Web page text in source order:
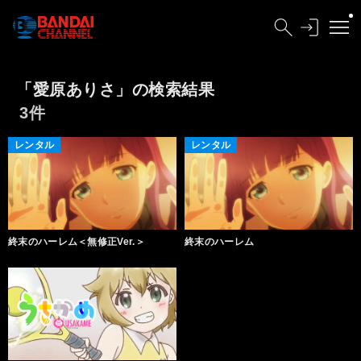
「愛原ありさ」の検索結果
3件
レンタル
終末のハーレム＜無修正Ver.＞
レンタル
終末のハーレム